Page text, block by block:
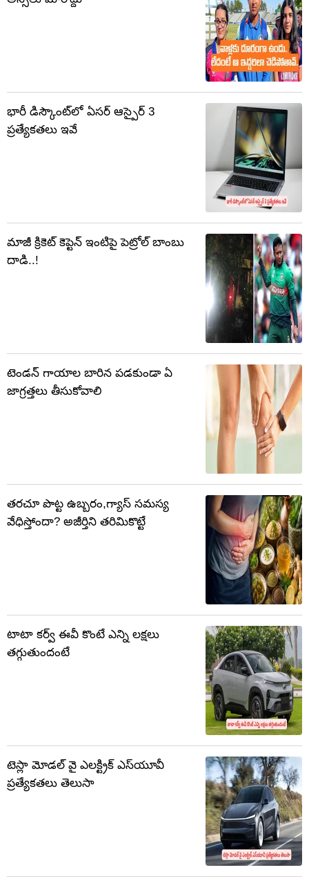
భారీ డిస్కౌంట్‌లో ఏసర్ ఆస్పైర్ 3
ప్రత్యేకతలు ఇవే
మాజీ క్రికెట్ కెప్టెన్ ఇంటిపై పెట్రోల్ బాంబు
దాడి..!
టెండన్‌ గాయాల బారిన పడకుండా ఏ
జాగ్రత్తలు తీసుకోవాలి
తరచూ పొట్ట ఉబ్బరం,గ్యాస్ సమస్య
వేధిస్తోందా? అజీర్తిని తరిమికొట్టే
టాటా కర్వ్ ఈవీ కొంటే ఎన్ని లక్షలు
తగ్గుతుందంటే
టెస్లా మోడల్ వై ఎలక్ట్రిక్ ఎస్‌యూవీ
ప్రత్యేకతలు తెలుసా